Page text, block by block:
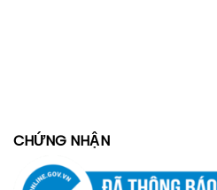
CHỨNG NHẬN